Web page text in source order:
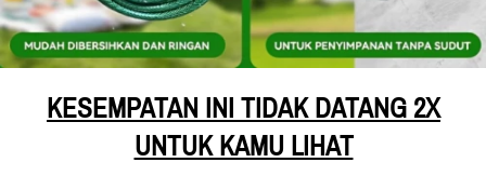
KESEMPATAN INI TIDAK DATANG 2X
UNTUK KAMU LIHAT